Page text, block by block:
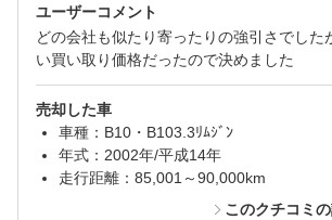
ユーザーコメント
どの会社も似たり寄ったりの強引さでした
い買い取り価格だったので決めました
売却した車
車種：B10・B103.3ﾘﾑｼﾞﾝ
年式：2002年/平成14年
走行距離：85,001～90,000km
このクチコミ